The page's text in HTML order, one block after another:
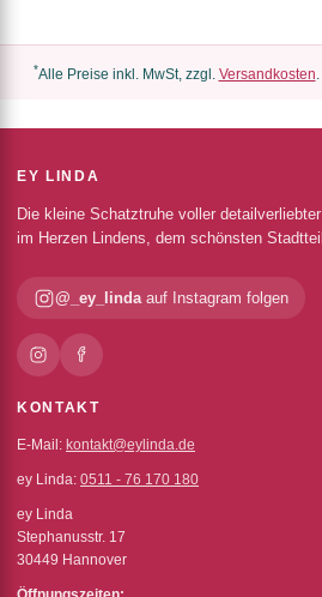
*Alle Preise inkl. MwSt, zzgl. Versandkosten
EY LINDA
Die kleine Schatztruhe voller
im Herzen Lindens, dem schönsten
@_ey_lindaauf Instagram folgen
KONTAKT
E-Mail: kontakt@eylinda.de
ey Linda: 0511 - 76 170 180
ey Linda
Stephanusstr. 17
30449 Hannover